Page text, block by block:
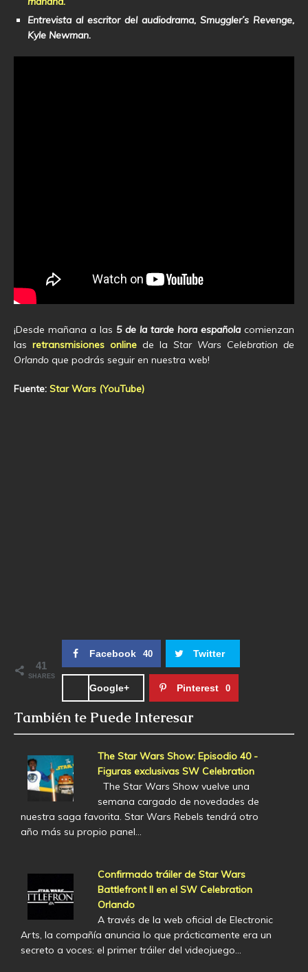
Entrevista al escritor del audiodrama, Smuggler’s Revenge,
Kyle Newman.
¡Desde mañana a las 5 de la tarde hora española comienzan
las retransmisiones online de la Star Wars Celebration de
Orlando que podrás seguir en nuestra web!
Fuente: Star Wars (YouTube)
41
SHARES
Facebook 40 Twitter
Google+ Pinterest 0
También te Puede Interesar
The Star Wars Show: Episodio 40 -
Figuras exclusivas SW Celebration
The Star Wars Show vuelve una
semana cargado de novedades de
nuestra saga favorita. Star Wars Rebels tendrá otro
año más su propio panel…
Confirmado tráiler de Star Wars
Battlefront II en el SW Celebration
Orlando
A través de la web oficial de Electronic
Arts, la compañía anuncia lo que prácticamente era un
secreto a voces: el primer tráiler del videojuego…